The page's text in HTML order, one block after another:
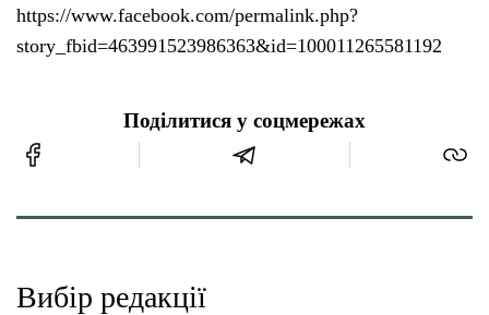
https://www.facebook.com/permalink.php?
story_fbid=463991523986363&id=100011265581192
Поділитися у соцмережах
Вибір редакції